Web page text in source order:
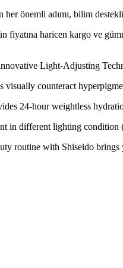
önemli adımı, bilim
haricen kargo ve
Light-Adjusting
counteract
24-hour weightless
in different lighting condition
routine with Shiseido